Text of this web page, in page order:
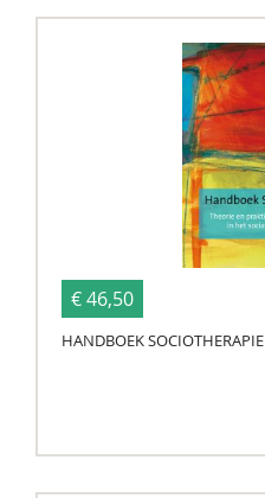
€ 46,50
HANDBOEK SOCIOTHERAPIE